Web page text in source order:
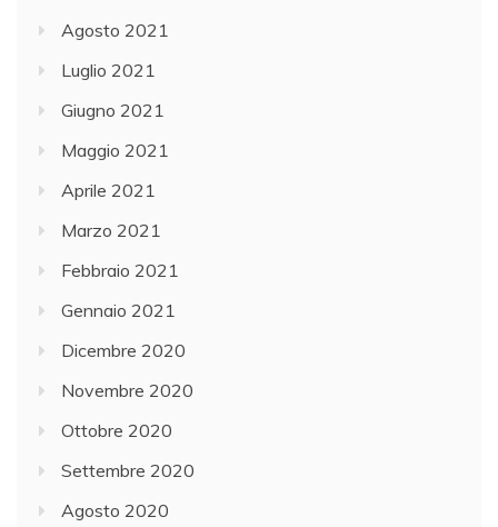
Agosto 2021
Luglio 2021
Giugno 2021
Maggio 2021
Aprile 2021
Marzo 2021
Febbraio 2021
Gennaio 2021
Dicembre 2020
Novembre 2020
Ottobre 2020
Settembre 2020
Agosto 2020